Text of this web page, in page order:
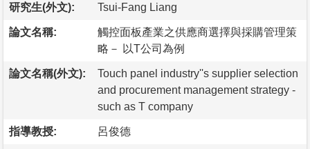
研究生(外文): Tsui-Fang Liang
論文名稱:
觸控面板產業之供應商選擇與採購管理策
略－ 以T公司為例
論文名稱(外文):
Touch panel industry''s supplier selection
and procurement management strategy -
such as T company
指導教授: 呂俊德